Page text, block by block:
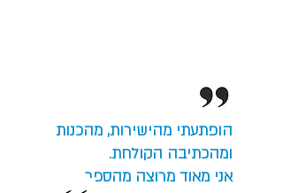
הופתעתי מהישירות, מהכנות
ומהכתיבה הקולחת.
אני מאוד מרוצה מהספר.